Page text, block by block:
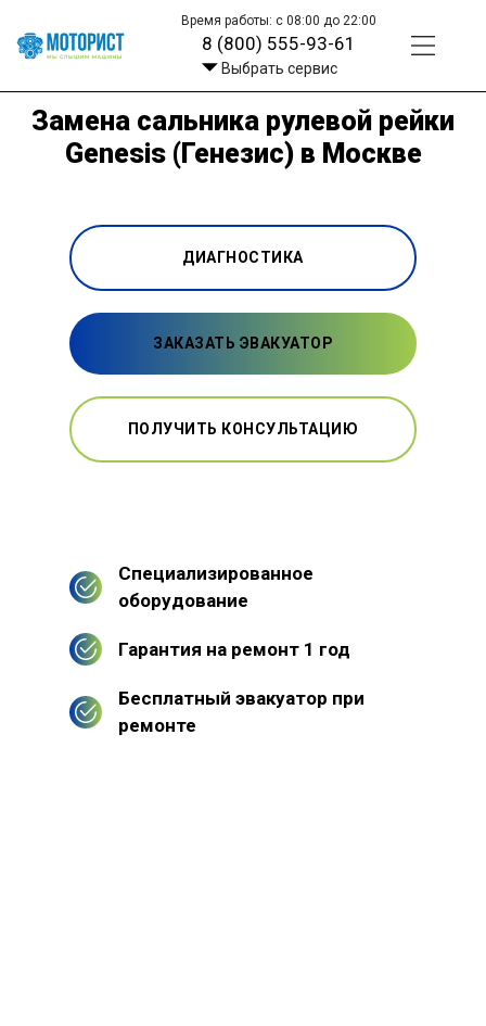
Время работы: с 08:00 до 22:00
8 (800) 555-93-61
Выбрать сервис
Замена сальника рулевой рейки
Genesis (Генезис) в Москве
ДИАГНОСТИКА
ЗАКАЗАТЬ ЭВАКУАТОР
ПОЛУЧИТЬ КОНСУЛЬТАЦИЮ
Специализированное
оборудование
Гарантия на ремонт 1 год
Бесплатный эвакуатор при
ремонте